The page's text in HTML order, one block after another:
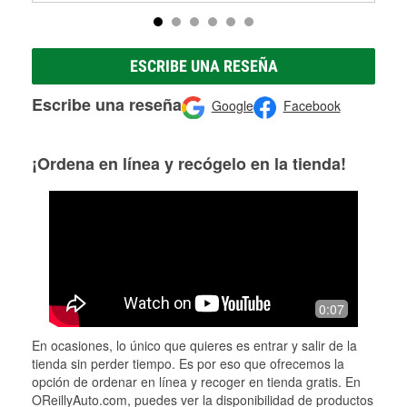
ESCRIBE UNA RESEÑA
Escribe una reseña Google Facebook
¡Ordena en línea y recógelo en la tienda!
0:07
En ocasiones, lo único que quieres es entrar y salir de la
tienda sin perder tiempo. Es por eso que ofrecemos la
opción de ordenar en línea y recoger en tienda gratis. En
OReillyAuto.com, puedes ver la disponibilidad de productos